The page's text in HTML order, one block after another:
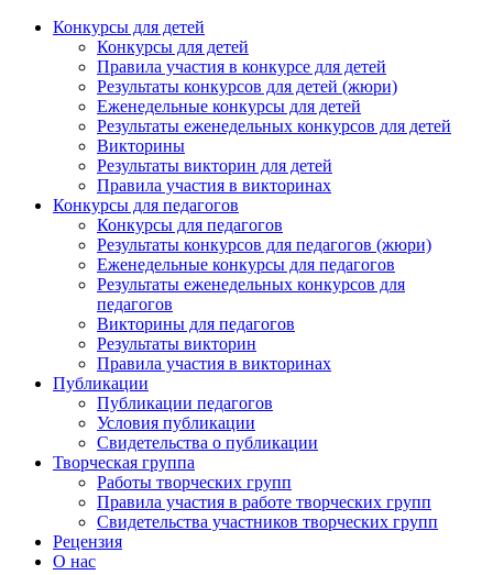
Конкурсы для детей
Конкурсы для детей
Правила участия в конкурсе для детей
Результаты конкурсов для детей (жюри)
Еженедельные конкурсы для детей
Результаты еженедельных конкурсов для детей
Викторины
Результаты викторин для детей
Правила участия в викторинах
Конкурсы для педагогов
Конкурсы для педагогов
Результаты конкурсов для педагогов (жюри)
Еженедельные конкурсы для педагогов
Результаты еженедельных конкурсов для
педагогов
Викторины для педагогов
Результаты викторин
Правила участия в викторинах
Публикации
Публикации педагогов
Условия публикации
Свидетельства о публикации
Творческая группа
Работы творческих групп
Правила участия в работе творческих групп
Свидетельства участников творческих групп
Рецензия
О нас